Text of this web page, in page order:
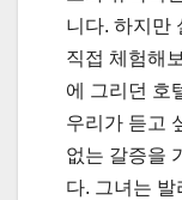
니다. 하지만
직접 체험해
에 그리던 호
우리가 듣고
없는 갈증을
다. 그녀는